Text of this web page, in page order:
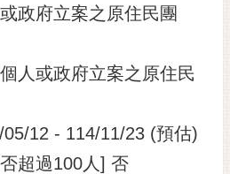
政府立案之原住民團
人或政府立案之原住民
12 - 114/11/23 (預估)
超過100人] 否